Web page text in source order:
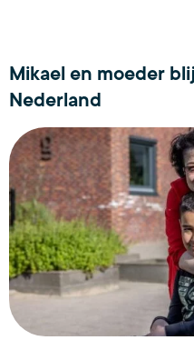
Mikael en moeder
Nederland